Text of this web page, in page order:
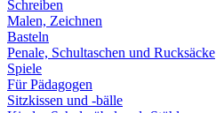
Schreiben
Malen, Zeichnen
Basteln
Penale, Schultaschen und Rucksäcke
Spiele
Für Pädagogen
Sitzkissen und -bälle